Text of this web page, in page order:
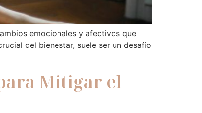
emocionales y afectivos que
del bienestar, suele ser un desafío
Mitigar el